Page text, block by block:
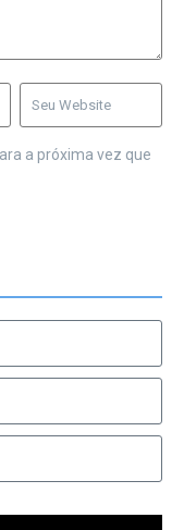
a próxima vez que